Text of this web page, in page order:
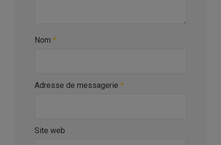
Nom *
Adresse de messagerie *
Site web